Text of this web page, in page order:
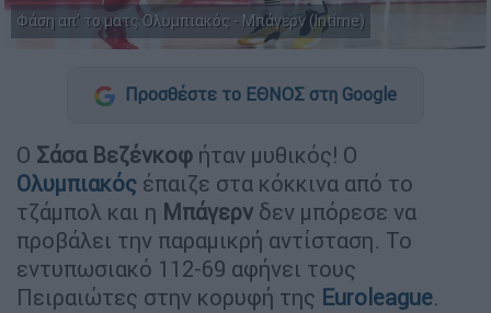
Φάση απ' το ματς Ολυμπιακός - Μπάγερν (Intime)
Προσθέστε το ΕΘΝΟΣ στη Google
Ο Σάσα Βεζένκοφ ήταν μυθικός! Ο
Ολυμπιακός έπαιζε στα κόκκινα από το
τζάμπολ και η Μπάγερν δεν μπόρεσε να
προβάλει την παραμικρή αντίσταση. Το
εντυπωσιακό 112-69 αφήνει τους
Πειραιώτες στην κορυφή της Euroleague.